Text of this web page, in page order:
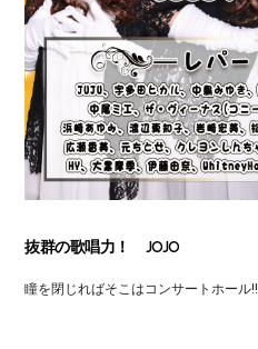
抜群の歌唱力！ JOJO
瞳を閉じればそこはコンサートホール!!